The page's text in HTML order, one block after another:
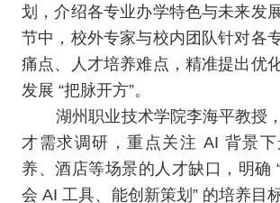
划，介绍各专业办学特色与未来发
节中，校外专家与校内团队针对各
痛点、人才培养难点，精准提出优
发展 “把脉开方”。
湖州职业技术学院李海平教授
才需求调研，重点关注 AI 背景
养、酒店等场景的人才缺口，明确
会 AI 工具、能创新策划” 的培养目